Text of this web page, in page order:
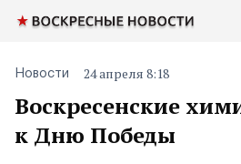
Воскресенские
к Дню Победы
Новости 24 апреля 8:18